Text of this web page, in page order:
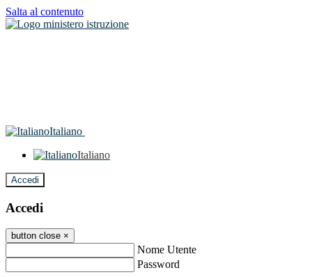
Salta al contenuto
Italiano
Italiano
Accedi
Accedi
button close ×
Nome Utente
Password